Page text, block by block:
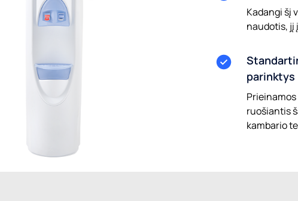
Kadangi šį
naudotis, jį
parinktys
ruošiantis
kambario